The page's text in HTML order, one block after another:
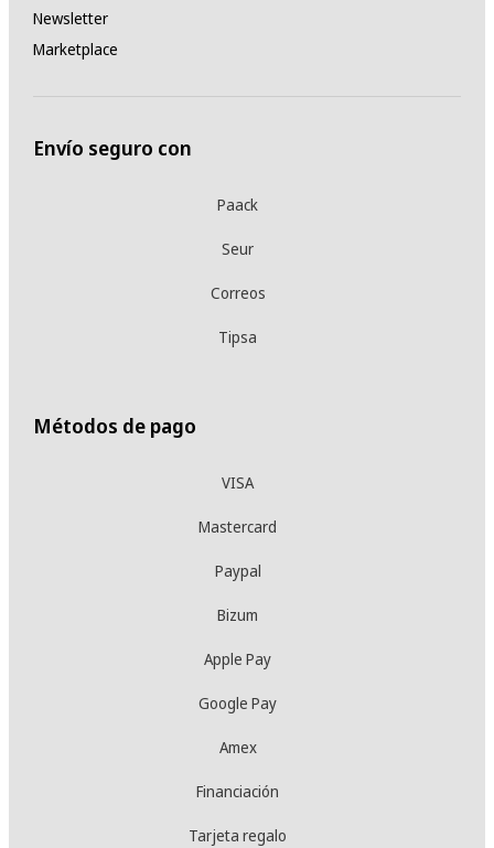
Newsletter
Marketplace
Envío seguro con
Paack
Seur
Correos
Tipsa
Métodos de pago
VISA
Mastercard
Paypal
Bizum
Apple Pay
Google Pay
Amex
Financiación
Tarjeta regalo